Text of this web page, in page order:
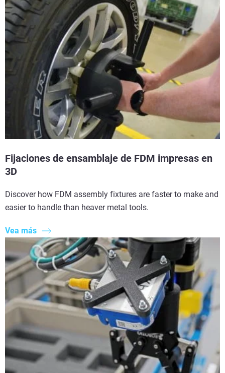
Fijaciones de ensamblaje de FDM impresas en
3D
Discover how FDM assembly fixtures are faster to make and
easier to handle than heaver metal tools.
Vea más